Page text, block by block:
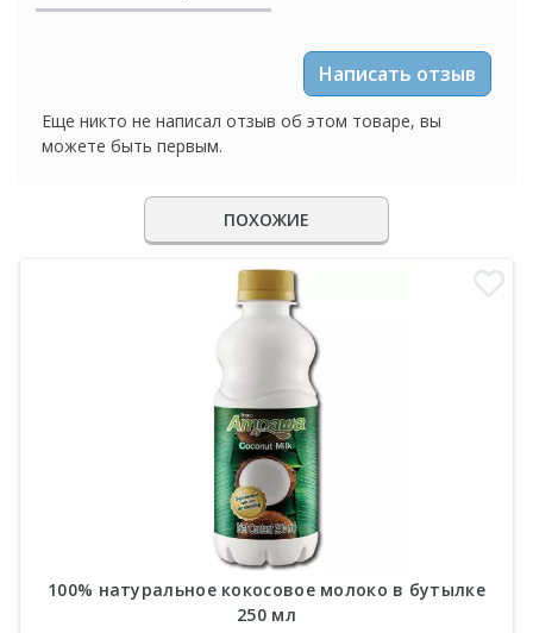
Написать отзыв
Еще никто не написал отзыв об этом товаре, вы
можете быть первым.
ПОХОЖИЕ
100% натуральное кокосовое молоко в бутылке
250 мл